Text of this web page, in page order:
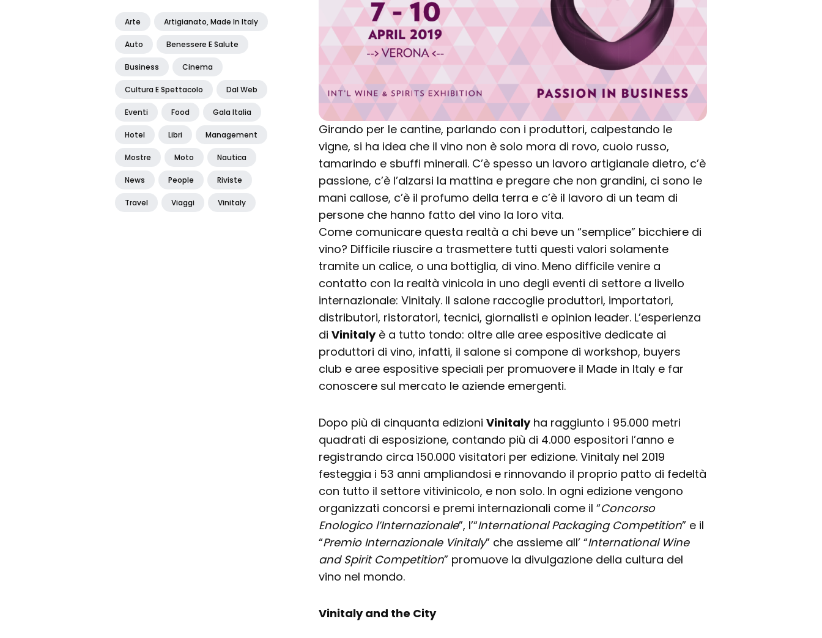
Arte Artigianato, Made In Italy
Auto Benessere E Salute
Business Cinema
Cultura E Spettacolo Dal Web
Eventi Food Gala Italia
Hotel Libri Management
Mostre Moto Nautica
News People Riviste
Travel Viaggi Vinitaly
Girando per le cantine, parlando con i produttori, calpestando le
vigne, si ha idea che il vino non è solo mora di rovo, cuoio russo,
tamarindo e sbuffi minerali. C’è spesso un lavoro artigianale dietro, c’è
passione, c’è l’alzarsi la mattina e pregare che non grandini, ci sono le
mani callose, c’è il profumo della terra e c’è il lavoro di un team di
persone che hanno fatto del vino la loro vita.
Come comunicare questa realtà a chi beve un “semplice” bicchiere di
vino? Difficile riuscire a trasmettere tutti questi valori solamente
tramite un calice, o una bottiglia, di vino. Meno difficile venire a
contatto con la realtà vinicola in uno degli eventi di settore a livello
internazionale: Vinitaly. Il salone raccoglie produttori, importatori,
distributori, ristoratori, tecnici, giornalisti e opinion leader. L’esperienza
diVinitalyè a tutto tondo: oltre alle aree espositive dedicate ai
produttori di vino, infatti, il salone si compone di workshop, buyers
club e aree espositive speciali per promuovere il Made in Italy e far
conoscere sul mercato le aziende emergenti.
Dopo più di cinquanta edizioniVinitalyha raggiunto i 95.000 metri
quadrati di esposizione, contando più di 4.000 espositori l’anno e
registrando circa 150.000 visitatori per edizione. Vinitaly nel 2019
festeggia i 53 anni ampliandosi e rinnovando il proprio patto di fedeltà
con tutto il settore vitivinicolo, e non solo. In ogni edizione vengono
organizzati concorsi e premi internazionali come il “Concorso
Enologico l’Internazionale”, l’“International Packaging Competition” e il
“Premio Internazionale Vinitaly” che assieme all’ “International Wine
and Spirit Competition” promuove la divulgazione della cultura del
vino nel mondo.
Vinitaly and the City